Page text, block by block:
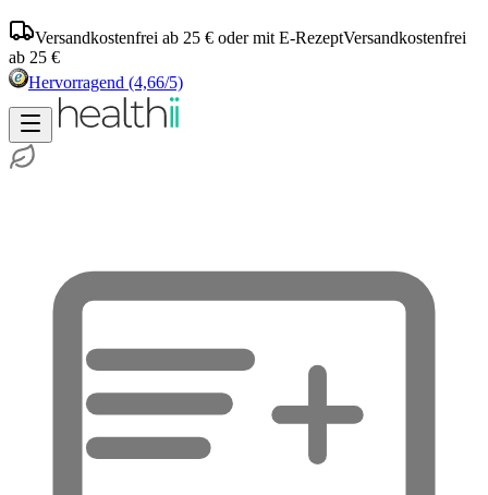
Versandkostenfrei ab 25 € oder mit E-RezeptVersandkostenfrei
ab 25 €
Hervorragend (4,66/5)